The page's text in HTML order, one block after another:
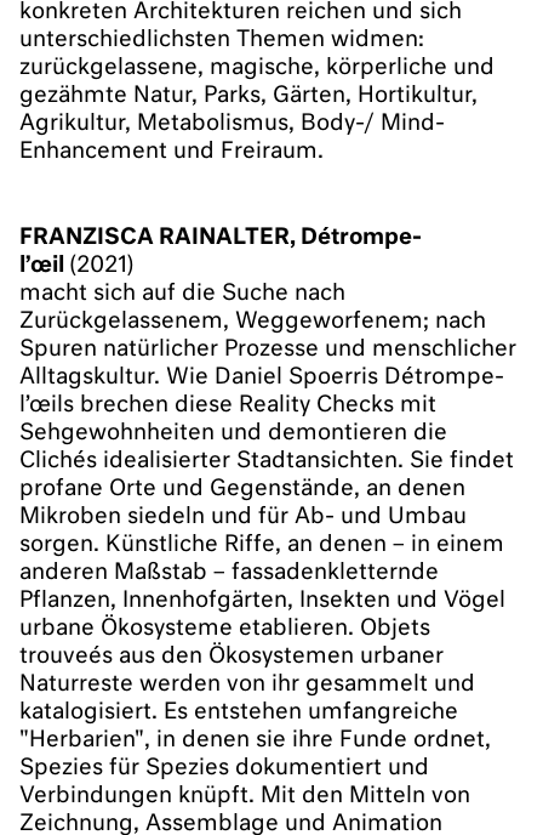
konkreten Architekturen reichen und sich
unterschiedlichsten Themen widmen:
zurückgelassene, magische, körperliche und
gezähmte Natur, Parks, Gärten, Hortikultur,
Agrikultur, Metabolismus, Body-/ Mind-
Enhancement und Freiraum.
FRANZISCA RAINALTER, Détrompe-
l’œil
(2021)
macht sich auf die Suche nach
Zurückgelassenem, Weggeworfenem; nach
Spuren natürlicher Prozesse und menschlicher
Alltagskultur. Wie Daniel Spoerris Détrompe-
l’œils brechen diese Reality Checks mit
Sehgewohnheiten und demontieren die
Clichés idealisierter Stadtansichten. Sie findet
profane Orte und Gegenstände, an denen
Mikroben siedeln und für Ab- und Umbau
sorgen. Künstliche Riffe, an denen – in einem
anderen Maßstab – fassadenkletternde
Pflanzen, Innenhofgärten, Insekten und Vögel
urbane Ökosysteme etablieren. Objets
trouveés aus den Ökosystemen urbaner
Naturreste werden von ihr gesammelt und
katalogisiert. Es entstehen umfangreiche
"Herbarien", in denen sie ihre Funde ordnet,
Spezies für Spezies dokumentiert und
Verbindungen knüpft. Mit den Mitteln von
Zeichnung, Assemblage und Animation